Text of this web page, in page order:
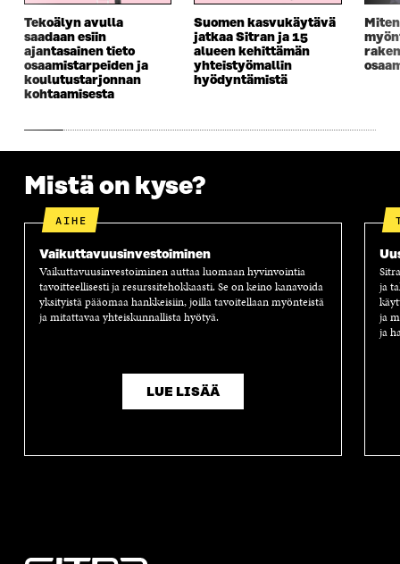
K
K
U
N
A
S
A
U
N
A
S
S
A
K
K
U
N
S
Tekoälyn avulla
saadaan esiin
ajantasainen tieto
osaamistarpeiden ja
koulutustarjonnan
kohtaamisesta
Suomen kasvukäytävä
jatkaa Sitran ja 15
alueen kehittämän
yhteistyömallin
hyödyntämistä
Mistä on kyse?
AIHE
Vaikuttavuus­investoiminen
Vaikuttavuusinvestoiminen auttaa luomaan hyvinvointia
tavoitteellisesti ja resurssitehokkaasti. Se on keino kanavoida
yksityistä pääomaa hankkeisiin, joilla tavoitellaan myönteistä
ja mitattavaa yhteiskunnallista hyötyä.
LUE LISÄÄ
ja
ja
ja